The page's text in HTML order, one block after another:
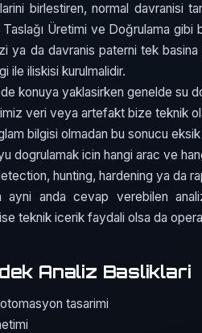
birlestiren, normal davranisi
Taslağı Üretimi ve Doğrulama
ya da davranis paterni tek
ile iliskisi kurulmalidir.
konuya yaklasirken genelde su
veri veya artefakt bize teknik
bilgisi olmadan bu sonucu
dogrulamak icin hangi arac ve
hunting, hardening ya da
ayni anda cevap verebilen
teknik icerik faydali olsa da
Analiz Basliklari
tasarimi